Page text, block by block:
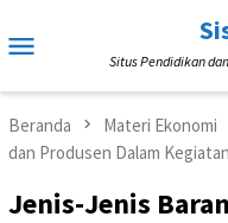
ke
MobileSitus Pendidikan
Beranda Materi Ekonomi
dan Produsen Dalam
Jenis-Jenis